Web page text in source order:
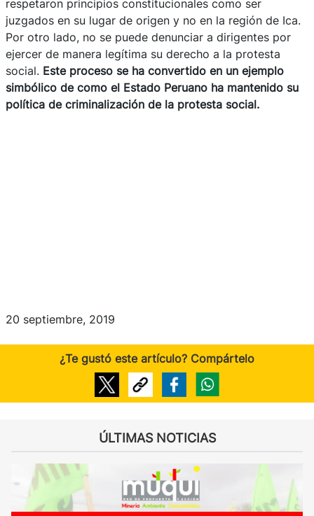
respetaron principios constitucionales como ser
juzgados en su lugar de origen y no en la región de Ica.
Por otro lado, no se puede denunciar a dirigentes por
ejercer de manera legítima su derecho a la protesta
social. Este proceso se ha convertido en un ejemplo
simbólico de como el Estado Peruano ha mantenido su
política de criminalización de la protesta social.
20 septiembre, 2019
¿Te gustó este artículo? Compártelo
ÚLTIMAS NOTICIAS